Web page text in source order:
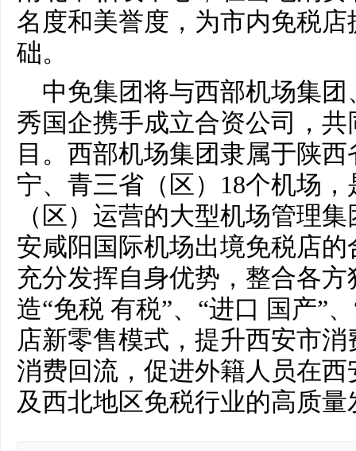
名度和美誉度，为市内免税
础。
中免集团将与西部机场集
秀国企携手成立合资公司，
目。西部机场集团隶属于陕
宁、青三省（区）18个机场
（区）运营的大型机场管理
安咸阳国际机场出境免税店
充分发挥自身优势，整合各
造“免税 有税”、“进口 国产”
店新零售模式，提升西安市
消费回流，促进外籍人员在
及西北地区免税行业的高质量